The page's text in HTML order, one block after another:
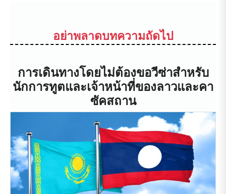
อย่าพลาดบทความถัดไป
การเดินทางโดยไม่ต้องขอวีซ่าสำหรับ
นักการทูตและเจ้าหน้าที่ของลาวและคา
ซัคสถาน